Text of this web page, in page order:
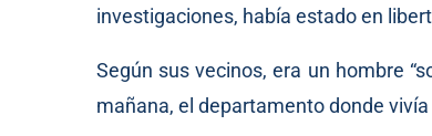
investigaciones, había estado en
Según sus vecinos, era un hombre
mañana, el departamento donde